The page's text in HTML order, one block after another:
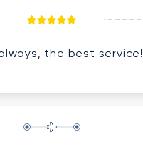
the best service!